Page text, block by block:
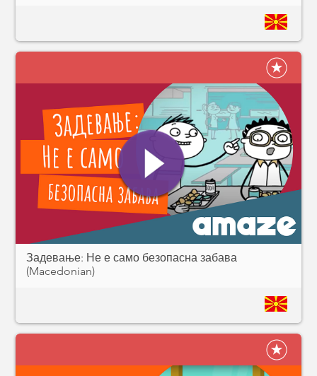
Задевање: Не е само безопасна забава
(Macedonian)